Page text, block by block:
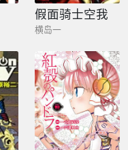
假面骑士空我
横岛一